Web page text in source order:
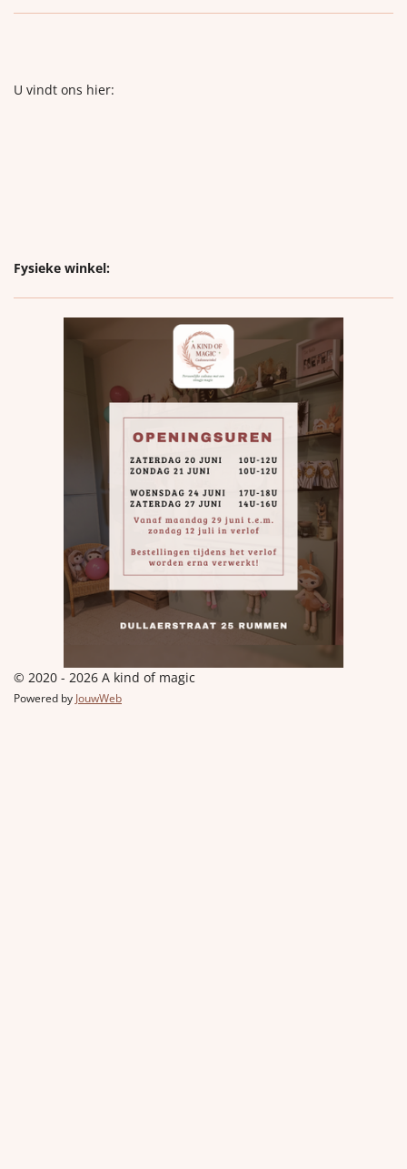
U vindt ons hier:
Fysieke winkel:
© 2020 - 2026 A kind of magic
Powered by JouwWeb